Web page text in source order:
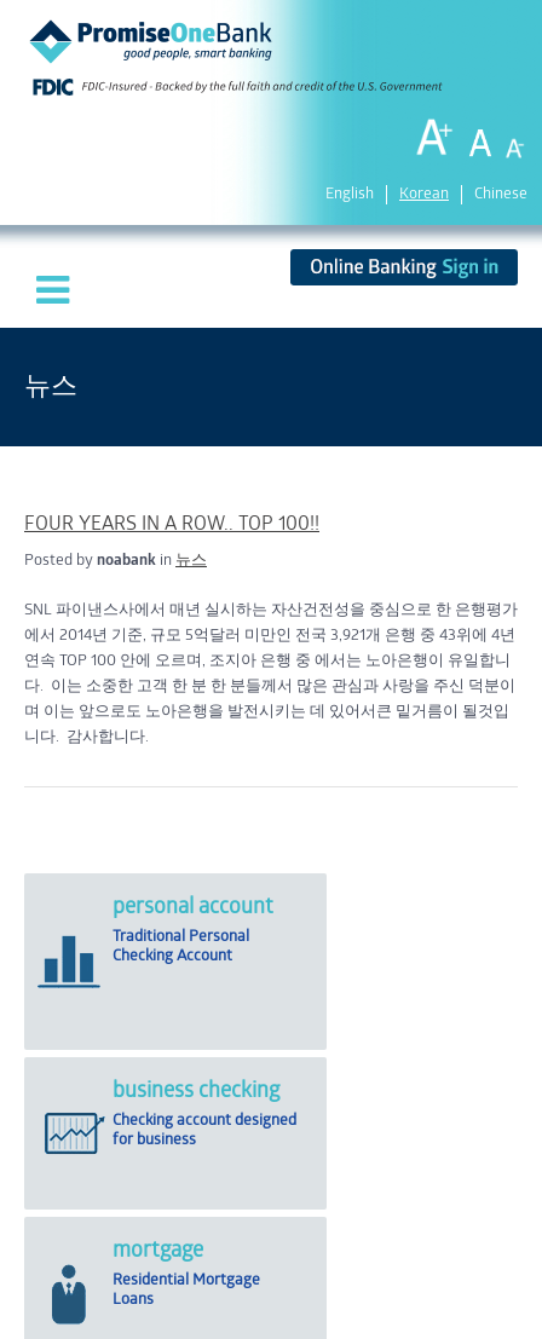
English Korean Chinese
뉴스
FOUR YEARS IN A ROW.. TOP 100!!
Posted by noabank in 뉴스
SNL 파이낸스사에서 매년 실시하는 자산건전성을 중심으로 한 은행평가
에서 2014년 기준, 규모 5억달러 미만인 전국 3,921개 은행 중 43위에 4년
연속 TOP 100 안에 오르며, 조지아 은행 중 에서는 노아은행이 유일합니
다. 이는 소중한 고객 한 분 한 분들께서 많은 관심과 사랑을 주신 덕분이
며 이는 앞으로도 노아은행을 발전시키는 데 있어서큰 밑거름이 될것입
니다. 감사합니다.
personal account
Traditional Personal
Checking Account
business checking
Checking account designed
for business
mortgage
Residential Mortgage
Loans